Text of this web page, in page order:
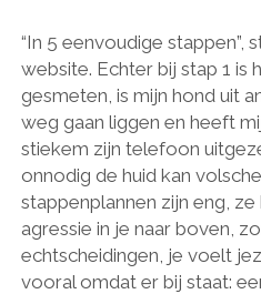
“In 5 eenvoudige stappen”,
website. Echter bij stap 1 is
gesmeten, is mijn hond uit
weg gaan liggen en heeft
stiekem zijn telefoon
onnodig de huid kan
stappenplannen zijn eng,
agressie in je naar boven,
echtscheidingen, je voelt
vooral omdat er bij staat: